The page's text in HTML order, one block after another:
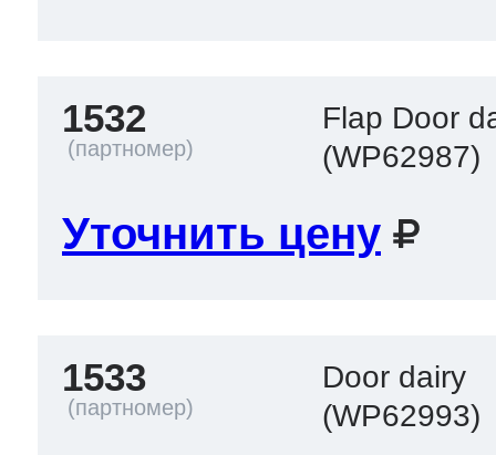
1532
Flap Door
(WP62987)
Уточнить цену
1533
Door dairy
(WP62993)